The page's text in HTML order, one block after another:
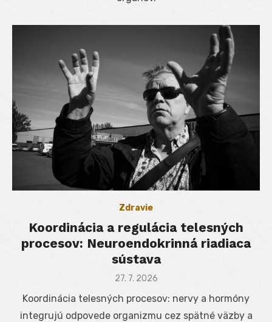
Zdravie
Koordinácia a regulácia telesných
procesov: Neuroendokrinná riadiaca
sústava
Posted
27. 7. 2026
Koordinácia telesných procesov: nervy a hormóny
integrujú odpovede organizmu cez spätné väzby a